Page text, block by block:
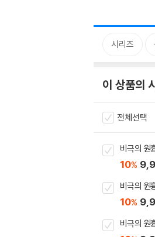
시리즈
이 상품의
전체선택
비극의 원
10%
비극의 원
10%
비극의 원